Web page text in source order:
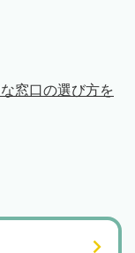
窓口の選び方を